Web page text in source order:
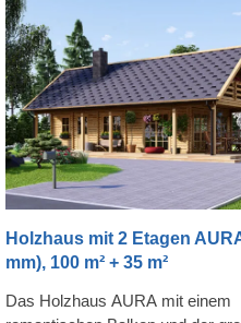
Holzhaus mit 2 Etagen
mm), 100 m² + 35 m²
Das Holzhaus AURA mit einem